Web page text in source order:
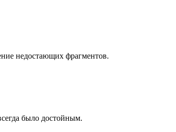
недостающих фрагментов.
было достойным.